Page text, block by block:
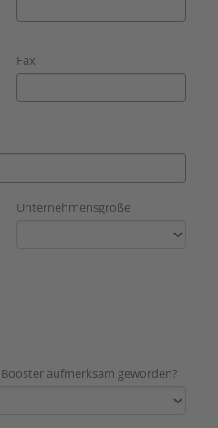
Fax
Unternehmensgröße
aufmerksam geworden?